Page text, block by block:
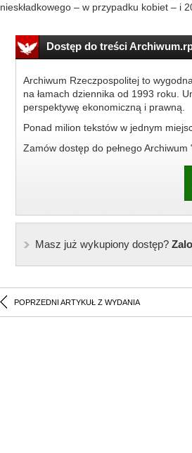
nieskładkowego – w przypadku kobiet – i
Dostęp do treści
Archiwum Rzeczpospolitej to
na łamach dziennika od 1993 roku.
perspektywę ekonomiczną i prawną.
Ponad milion tekstów w jednym
Zamów dostęp do pełnego Archiwum
Masz już wykupiony dostęp?
POPRZEDNI ARTYKUŁ Z WYDANIA